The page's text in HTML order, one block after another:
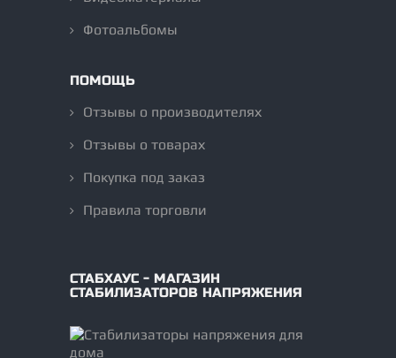
Фотоальбомы
ПОМОЩЬ
Отзывы о производителях
Отзывы о товарах
Покупка под заказ
Правила торговли
СТАБХАУС - МАГАЗИН
СТАБИЛИЗАТОРОВ НАПРЯЖЕНИЯ